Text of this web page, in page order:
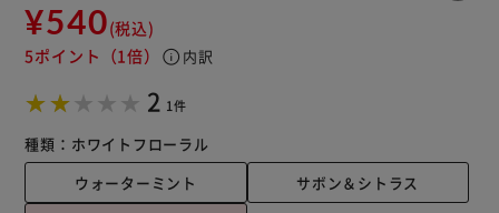
¥540(税込)
5ポイント （1倍） info 内訳
2 1件
種類： ホワイトフローラル
ウォーターミント
サボン＆シトラス